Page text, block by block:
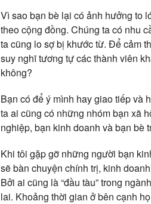
Vì sao bạn bè lại có ảnh hưởng to
theo cộng đồng. Chúng ta có nhu
ta cũng lo sợ bị khước từ. Để cảm
suy nghĩ tương tự các thành viên
không?
Bạn có để ý mình hay giao tiếp và
ta ai cũng có những nhóm bạn xã
nghiệp, bạn kinh doanh và bạn bè
Khi tôi gặp gỡ những người bạn
sẽ bàn chuyện chính trị, kinh
Bởi ai cũng là “đầu tàu” trong
lai. Khoảng thời gian ở bên cạnh